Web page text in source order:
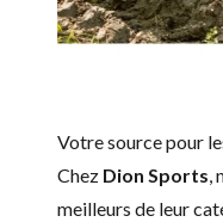
Votre source pour
Chez Dion Sports,
meilleurs de leur